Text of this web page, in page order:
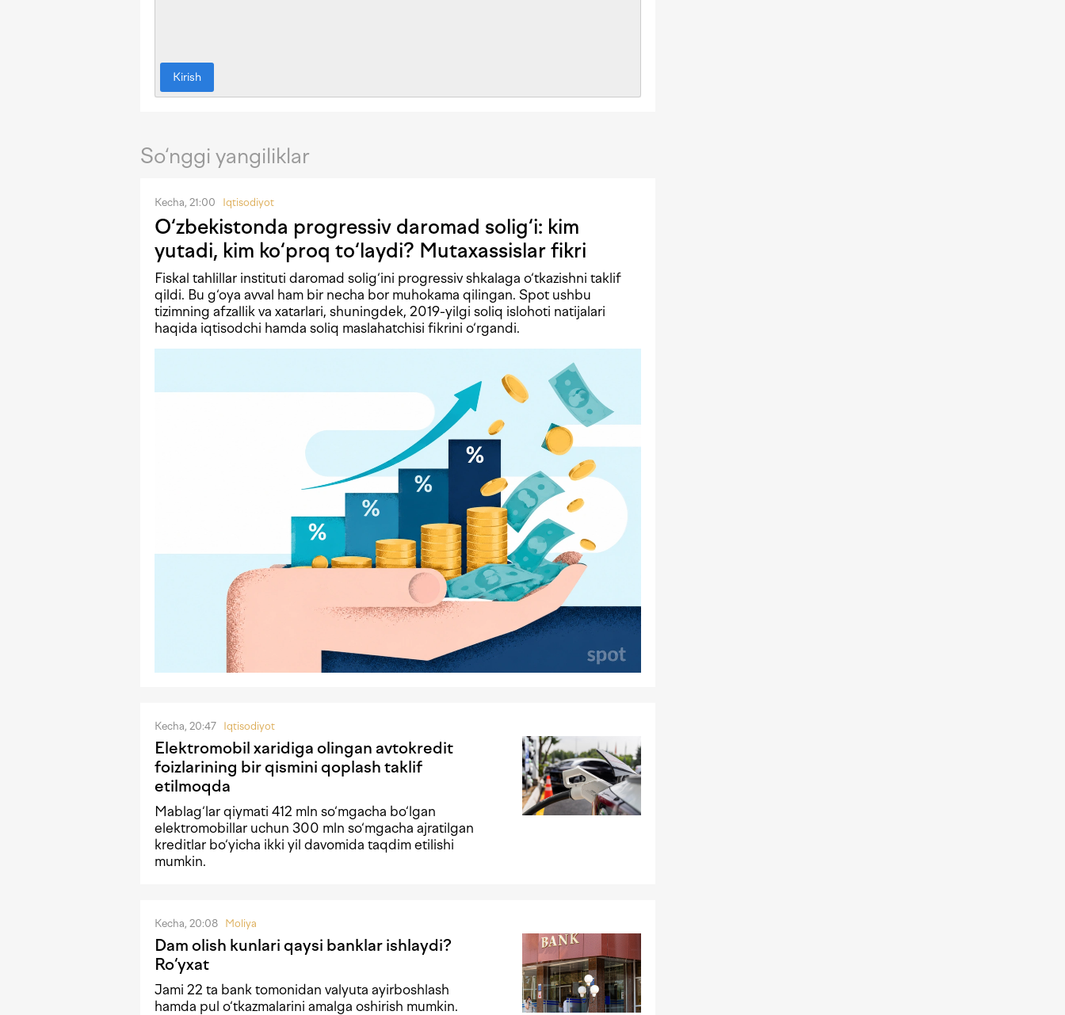
Kirish
So‘nggi yangiliklar
Kecha, 21:00 Iqtisodiyot
O‘zbekistonda progressiv daromad solig‘i: kim
yutadi, kim ko‘proq to‘laydi? Mutaxassislar fikri
Fiskal tahlillar instituti daromad solig‘ini progressiv shkalaga o‘tkazishni taklif
qildi. Bu g‘oya avval ham bir necha bor muhokama qilingan. Spot ushbu
tizimning afzallik va xatarlari, shuningdek, 2019-yilgi soliq islohoti natijalari
haqida iqtisodchi hamda soliq maslahatchisi fikrini o‘rgandi.
Kecha, 20:47 Iqtisodiyot
Elektromobil xaridiga olingan avtokredit
foizlarining bir qismini qoplash taklif
etilmoqda
Mablag‘lar qiymati 412 mln so‘mgacha bo‘lgan
elektromobillar uchun 300 mln so‘mgacha ajratilgan
kreditlar bo‘yicha ikki yil davomida taqdim etilishi
mumkin.
Kecha, 20:08 Moliya
Dam olish kunlari qaysi banklar ishlaydi?
Ro‘yxat
Jami 22 ta bank tomonidan valyuta ayirboshlash
hamda pul o‘tkazmalarini amalga oshirish mumkin.